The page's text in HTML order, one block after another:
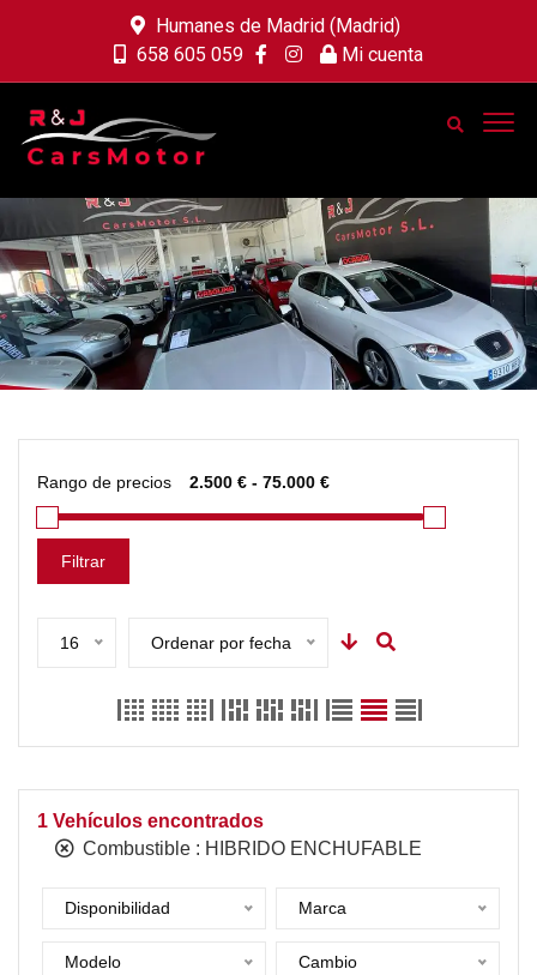
Humanes de Madrid (Madrid)
658 605 059
Mi cuenta
Rango de precios
Filtrar
16 Ordenar por fecha
1 Vehículos encontrados
Combustible : HIBRIDO ENCHUFABLE
Disponibilidad Marca
Modelo Cambio